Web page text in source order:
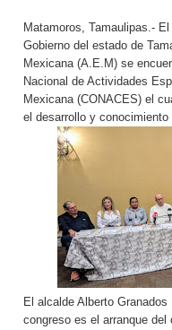
Matamoros, Tamaulipas.-
Gobierno del estado de
Mexicana (A.E.M) se
Nacional de Actividades
Mexicana (CONACES) el
el desarrollo y
El alcalde Alberto
congreso es el arranque